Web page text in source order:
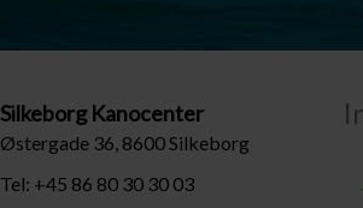
Silkeborg Kanocenter
Østergade 36, 8600 Silkeborg
Tel: +45 86 80 30 30 03